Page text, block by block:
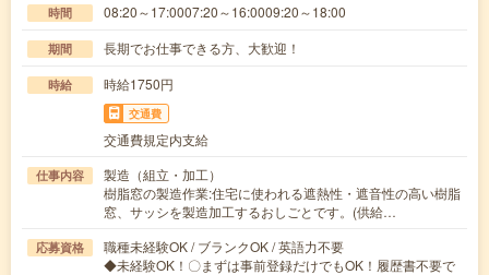
時間 08:20～17:0007:20～16:0009:20～18:00
期間 長期でお仕事できる方、大歓迎！
時給 時給1750円
交通費
交通費規定内支給
仕事内容
製造（組立・加工）
樹脂窓の製造作業:住宅に使われる遮熱性・遮音性の高い樹脂
窓、サッシを製造加工するおしごとです。(供給…
応募資格
職種未経験OK / ブランクOK / 英語力不要
◆未経験OK！〇まずは事前登録だけでもOK！履歴書不要で